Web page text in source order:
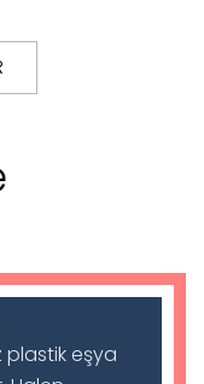
plastik eşya